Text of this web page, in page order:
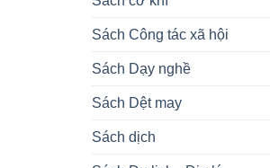
Sách Công tác xã hội
Sách Dạy nghề
Sách Dệt may
Sách dịch